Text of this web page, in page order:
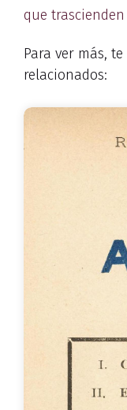
que
Para ver más,
relacionados: